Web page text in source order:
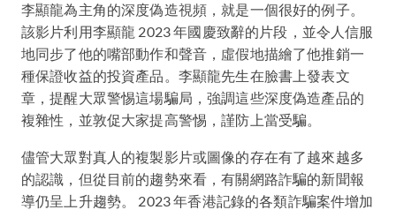
李顯龍為主角的深度偽造視頻，就是一個很好的例子。
該影片利用李顯龍 2023 年國慶致辭的片段，並令人信服
地同步了他的嘴部動作和聲音，虛假地描繪了他推銷一
種保證收益的投資產品。李顯龍先生在臉書上發表文
章，提醒大眾警惕這場騙局，強調這些深度偽造產品的
複雜性，並敦促大家提高警惕，謹防上當受騙。
儘管大眾對真人的複製影片或圖像的存在有了越來越多
的認識，但從目前的趨勢來看，有關網路詐騙的新聞報
導仍呈上升趨勢。 2023 年香港記錄的各類詐騙案件增加